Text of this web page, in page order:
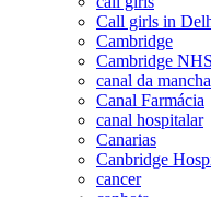
Call girls in
Cambridge
Cambridge
canal da mancha
Canal Farmácia
canal hospitalar
Canarias
Canbridge
cancer